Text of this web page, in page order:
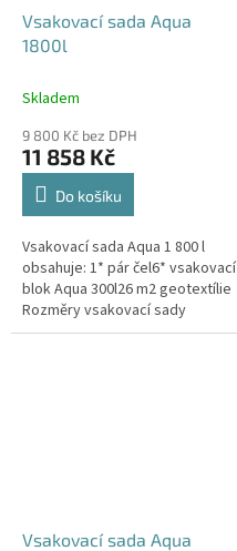
Vsakovací sada Aqua
1800l
Skladem
9 800 Kč bez DPH
11 858 Kč
Do košíku
Vsakovací sada Aqua 1 800 l
obsahuje: 1* pár čel6* vsakovací
blok Aqua 300l26 m2 geotextílie
Rozměry vsakovací sady
720x80x52 cm Nosnost bloků až
Vsakovací sada Aqua